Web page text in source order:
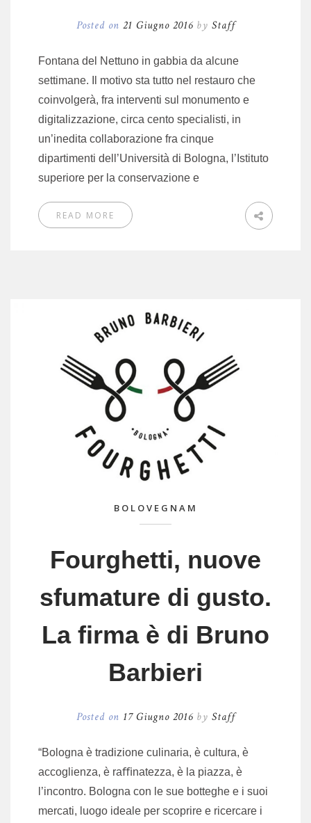
Posted on 21 Giugno 2016 by Staff
Fontana del Nettuno in gabbia da alcune
settimane. Il motivo sta tutto nel restauro che
coinvolgerà, fra interventi sul monumento e
digitalizzazione, circa cento specialisti, in
un’inedita collaborazione fra cinque
dipartimenti dell’Università di Bologna, l’Istituto
superiore per la conservazione e
READ MORE
BOLOVEGNAM
Fourghetti, nuove
sfumature di gusto.
La firma è di Bruno
Barbieri
Posted on 17 Giugno 2016 by Staff
“Bologna è tradizione culinaria, è cultura, è
accoglienza, è raﬃnatezza, è la piazza, è
l’incontro. Bologna con le sue botteghe e i suoi
mercati, luogo ideale per scoprire e ricercare i